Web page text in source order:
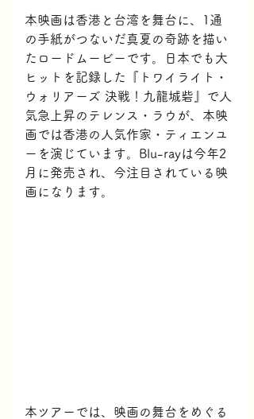
本映画は香港と台湾を舞台に、1通
の手紙がつないだ真夏の奇跡を描い
たロードムービーです。日本でも大
ヒットを記録した『トワイライト・
ウォリアーズ 決戦！九龍城砦』で人
気急上昇のテレンス・ラウが、本映
画では香港の人気作家・ティエンユ
ーを演じています。Blu-rayは今年2
月に発売され、今注目されている映
画になります。
本ツアーでは、映画の舞台をめぐる